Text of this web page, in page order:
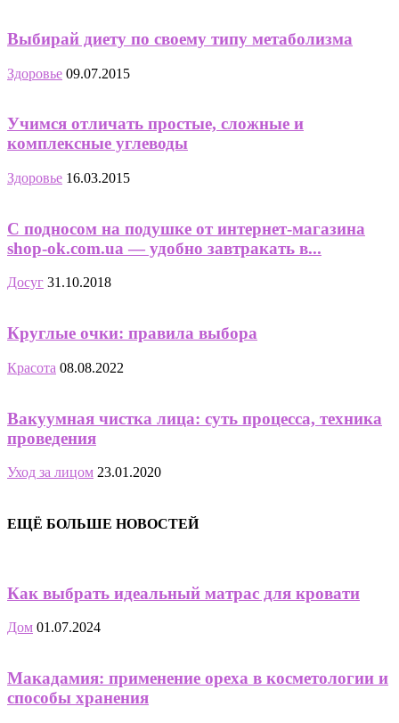
Выбирай диету по своему типу метаболизма
Здоровье 09.07.2015
Учимся отличать простые, сложные и
комплексные углеводы
Здоровье 16.03.2015
С подносом на подушке от интернет-магазина
shop-ok.com.ua — удобно завтракать в...
Досуг 31.10.2018
Круглые очки: правила выбора
Красота 08.08.2022
Вакуумная чистка лица: суть процесса, техника
проведения
Уход за лицом 23.01.2020
ЕЩЁ БОЛЬШЕ НОВОСТЕЙ
Как выбрать идеальный матрас для кровати
Дом 01.07.2024
Макадамия: применение ореха в косметологии и
способы хранения